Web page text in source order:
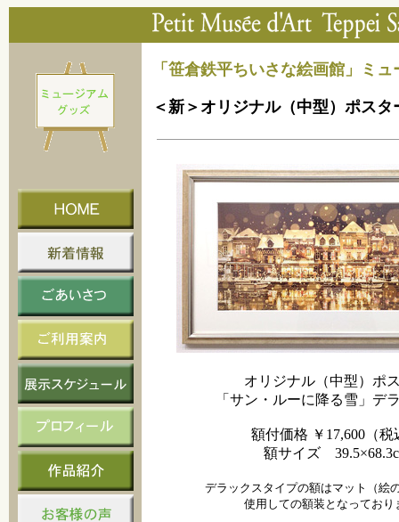
「笹倉鉄平ちいさな絵画館」ミ
＜新＞オリジナル（中型）ポスタ
オリジナル（中型）ポ
「サン・ルーに降る雪」デ
額付価格 ￥17,600（税
額サイズ
デラックスタイプの額はマット（絵
使用しての額装となっており